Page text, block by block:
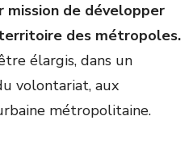
de développer
des métropoles.
élargis, dans un
volontariat, aux
métropolitaine.